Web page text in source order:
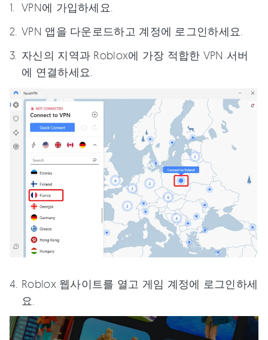
VPN에 가입하세요.
VPN 앱을 다운로드하고 계정에 로그인하세요.
자신의 지역과 Roblox에 가장 적합한 VPN 서버
에 연결하세요.
Roblox 웹사이트를 열고 게임 계정에 로그인하세
요.